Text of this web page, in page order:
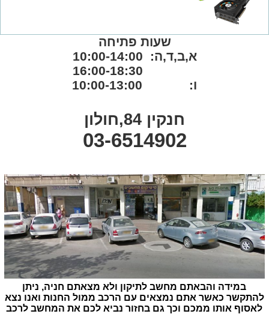
במידה והבאתם מחשב לתיקון ולא מצאתם חניה, ניתן
להתקשר כאשר אתם נמצאים עם הרכב ממול החנות ואנו נצא
לאסוף אותו ממכם וכך גם בחזור נביא לכם את המחשב לרכב
שעות פתיחה
א,ב,ד,ה: 10:00-14:00
ו: 10:00-13:00
חנקין 84,חולון
03-6514902